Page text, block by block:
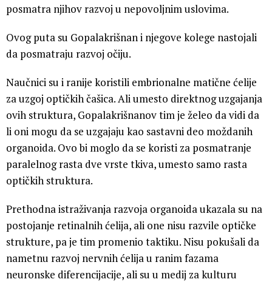
posmatra njihov razvoj u nepovoljnim uslovima.
Ovog puta su Gopalakrišnan i njegove kolege nastojali
da posmatraju razvoj očiju.
Naučnici su i ranije koristili embrionalne matične ćelije
za uzgoj optičkih čašica. Ali umesto direktnog uzgajanja
ovih struktura, Gopalakrišnanov tim je želeo da vidi da
li oni mogu da se uzgajaju kao sastavni deo moždanih
organoida. Ovo bi moglo da se koristi za posmatranje
paralelnog rasta dve vrste tkiva, umesto samo rasta
optičkih struktura.
Prethodna istraživanja razvoja organoida ukazala su na
postojanje retinalnih ćelija, ali one nisu razvile optičke
strukture, pa je tim promenio taktiku. Nisu pokušali da
nametnu razvoj nervnih ćelija u ranim fazama
neuronske diferencijacije, ali su u medij za kulturu